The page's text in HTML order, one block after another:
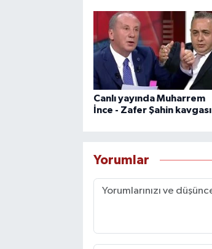
Canlı yayında Muharrem
İnce - Zafer Şahin kavgası
Yorumlar